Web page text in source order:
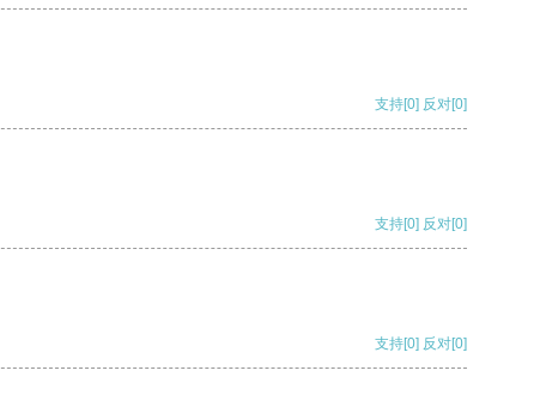
支持[0] 反对[0]
支持[0] 反对[0]
支持[0] 反对[0]